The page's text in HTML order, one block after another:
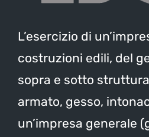
L’esercizio di
costruzioni edili, del
sopra e sotto
armato, gesso,
un’impresa generale